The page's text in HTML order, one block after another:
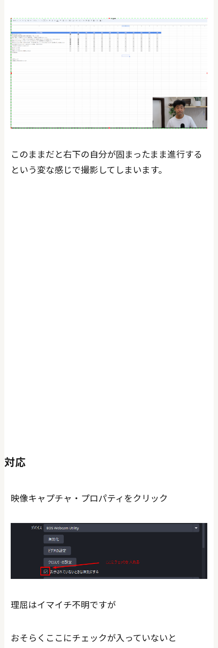
このままだと右下の自分が固まったまま進行する
という変な感じで撮影してしまいます。
対応
映像キャプチャ・プロパティをクリック
理屈はイマイチ不明ですが
おそらくここにチェックが入っていないと